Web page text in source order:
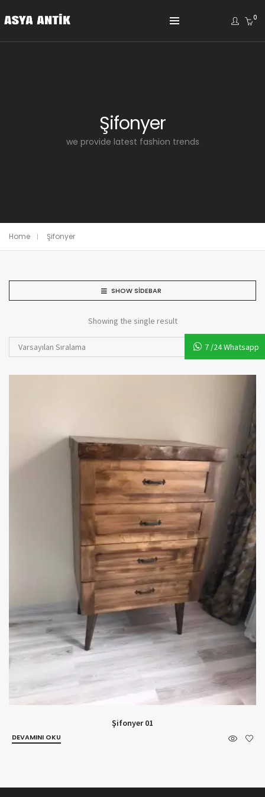
0
Şifonyer
we provide latest fashion trends
Home Şifonyer
SHOW SIDEBAR
Showing the single result
Varsayılan Sıralama
Şifonyer 01
DEVAMINI OKU
7 /24 Whatsapp